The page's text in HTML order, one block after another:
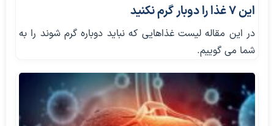
این 7 غذا را دوبار گرم نکنید
در این مقاله لیست غذاهایی که نباید دوباره گرم شوند را به
شما می گوییم.